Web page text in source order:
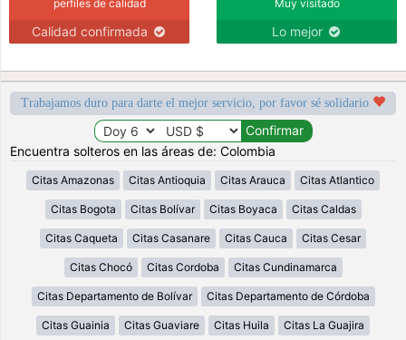
perfiles de calidad
Calidad confirmada
Muy visitado
Lo mejor
Trabajamos duro para darte el mejor servicio, por favor sé solidario
Encuentra solteros en las áreas de: Colombia
Citas Amazonas Citas Antioquia Citas Arauca Citas Atlantico
Citas Bogota Citas Bolívar Citas Boyaca Citas Caldas
Citas Caqueta Citas Casanare Citas Cauca Citas Cesar
Citas Chocó Citas Cordoba Citas Cundinamarca
Citas Departamento de Bolívar Citas Departamento de Córdoba
Citas Guainia Citas Guaviare Citas Huila Citas La Guajira